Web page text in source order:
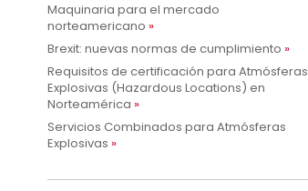
Maquinaria para el mercado
norteamericano
Brexit: nuevas normas de cumplimiento
Requisitos de certificación para Atmósferas
Explosivas (Hazardous Locations) en
Norteamérica
Servicios Combinados para Atmósferas
Explosivas